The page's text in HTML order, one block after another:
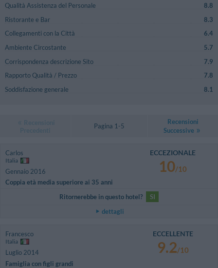
Qualità Assistenza del Personale
8.8
Ristorante e Bar
8.3
Collegamenti con la Città
6.4
Ambiente Circostante
5.7
Corrispondenza descrizione Sito
7.9
Rapporto Qualità / Prezzo
7.8
Soddisfazione generale
8.1
Pagina 1-5
Recensioni
Successive
Carlos
Italia
Gennaio 2016
Coppia età media superiore ai 35 anni
ECCEZIONALE
10/10
Ritornerebbe in questo hotel?
SI
dettagli
Francesco
Italia
Luglio 2014
Famiglia con figli grandi
ECCELLENTE
9.2/10